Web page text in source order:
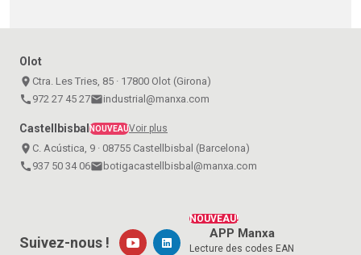
Olot
place Ctra. Les Tries, 85 · 17800 Olot (Girona)
call 972 27 45 27emailindustrial@manxa.com
Castellbisbal NOUVEAUVoir plus
place C. Acústica, 9 · 08755 Castellbisbal (Barcelona)
call 937 50 34 06email botigacastellbisbal@manxa.com
NOUVEAU!
APP Manxa
Lecture des codes EAN
Suivez-nous !